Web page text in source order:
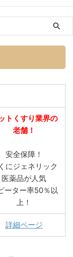
トくすり業界の
老舗！
安全保障！
にジェネリック
医薬品が人気
ーター率50％以
上！
詳細ページ